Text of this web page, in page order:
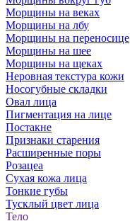
Морщины на веках
Морщины на лбу
Морщины на переносице
Морщины на шее
Морщины на щеках
Неровная текстура кожи
Носогубные складки
Овал лица
Пигментация на лице
Постакне
Признаки старения
Расширенные поры
Розацеа
Сухая кожа лица
Тонкие губы
Тусклый цвет лица
Тело